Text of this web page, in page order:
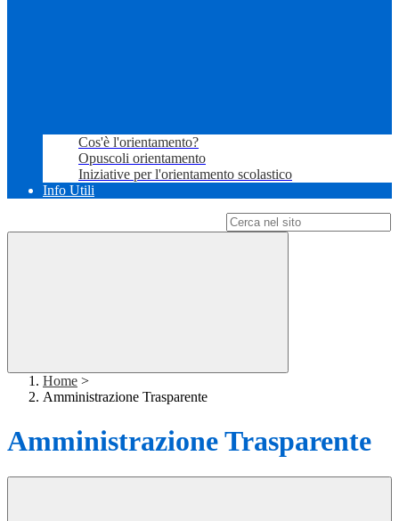
Cos'è l'orientamento?
Opuscoli orientamento
Iniziative per l'orientamento scolastico
Info Utili
Home >
Amministrazione Trasparente
Amministrazione Trasparente